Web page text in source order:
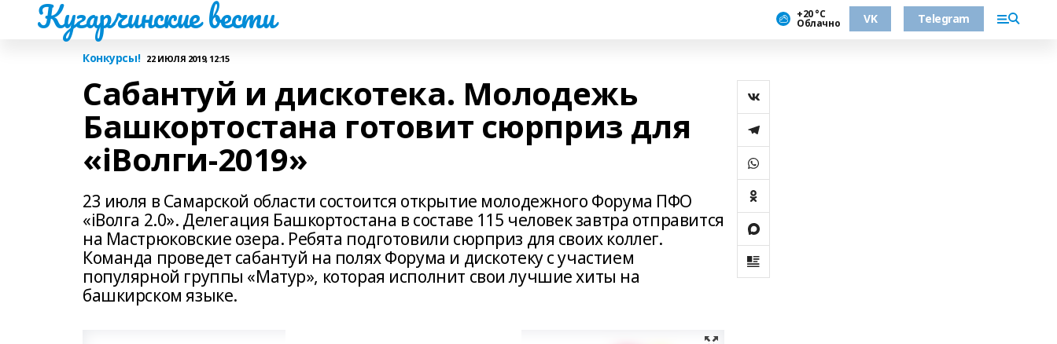
Кугарчинские вести +20 °С
Облачно VK Telegram
Конкурсы! 22 ИЮЛЯ 2019, 12:15
Сабантуй и дискотека. Молодежь
Башкортостана готовит сюрприз для
«iВолги-2019»
23 июля в Самарской области состоится открытие молодежного Форума ПФО
«iВолга 2.0». Делегация Башкортостана в составе 115 человек завтра отправится
на Мастрюковские озера. Ребята подготовили сюрприз для своих коллег.
Команда проведет сабантуй на полях Форума и дискотеку с участием
популярной группы «Матур», которая исполнит свои лучшие хиты на
башкирском языке.